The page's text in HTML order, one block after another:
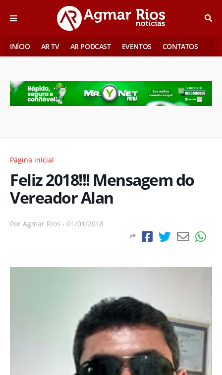
INÍCIO AR TV AR PODCAST EVENTOS CONTATOS
Página inicial
Feliz 2018!!! Mensagem do
Vereador Alan
Por Agmar Rios - 01/01/2018